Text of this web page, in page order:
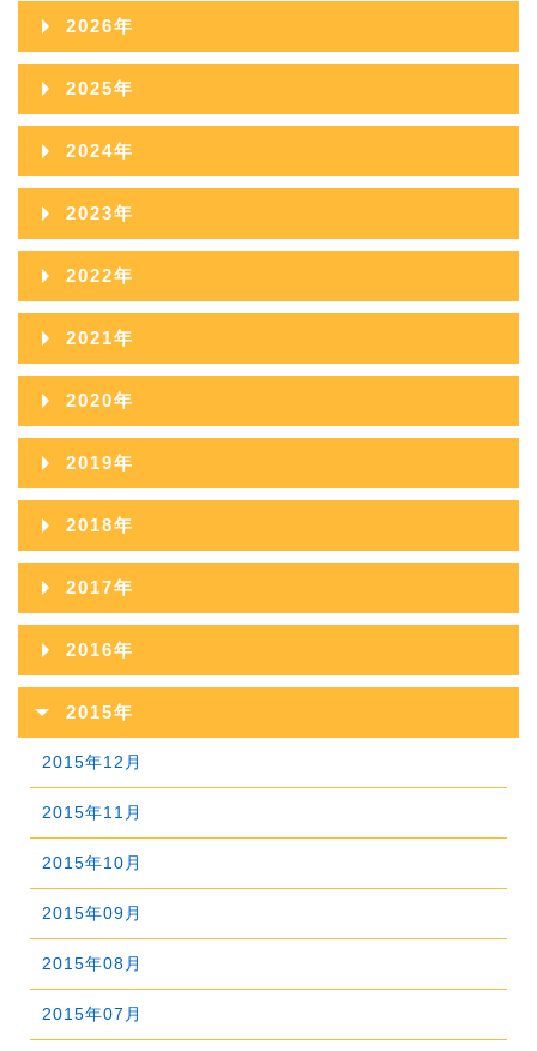
2026年
2026年08月
2026年07月
2026年06月
2026年05月
2026年04月
2026年03月
2026年02月
2026年01月
2025年
2025年12月
2025年11月
2025年10月
2025年09月
2025年08月
2025年07月
2025年06月
2025年05月
2025年03月
2025年02月
2025年01月
2024年
2024年12月
2024年11月
2024年10月
2024年09月
2024年08月
2024年07月
2024年06月
2024年05月
2024年03月
2024年02月
2024年01月
2023年
2023年12月
2023年11月
2023年10月
2023年09月
2023年08月
2023年07月
2023年06月
2023年05月
2023年03月
2023年02月
2023年01月
2022年
2022年12月
2022年11月
2022年10月
2022年09月
2022年08月
2022年07月
2022年06月
2022年05月
2021年
2021年12月
2021年11月
2021年10月
2021年09月
2021年08月
2021年07月
2021年06月
2021年05月
2021年04月
2021年03月
2021年02月
2021年01月
2020年
2020年12月
2020年11月
2020年10月
2020年09月
2020年08月
2020年07月
2020年06月
2020年05月
2020年04月
2020年03月
2020年02月
2020年01月
2019年
2019年12月
2019年11月
2019年10月
2019年09月
2019年08月
2019年07月
2019年06月
2019年05月
2019年04月
2019年03月
2019年02月
2018年
2018年12月
2018年11月
2018年10月
2018年09月
2018年08月
2018年07月
2018年06月
2018年05月
2018年04月
2018年03月
2017年
2017年12月
2017年11月
2017年10月
2017年09月
2017年08月
2017年07月
2017年06月
2017年05月
2017年04月
2016年
2016年12月
2015年
2015年12月
2015年11月
2015年10月
2015年09月
2015年08月
2015年07月